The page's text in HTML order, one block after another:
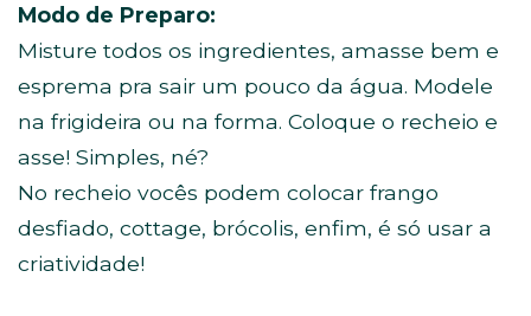
Modo de Preparo:
Misture todos os ingredientes, amasse bem e
esprema pra sair um pouco da água. Modele
na frigideira ou na forma. Coloque o recheio e
asse! Simples, né?
No recheio vocês podem colocar frango
desfiado, cottage, brócolis, enfim, é só usar a
criatividade!